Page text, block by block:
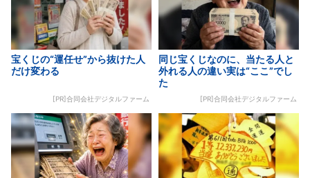
宝くじの“運任せ”から抜けた人
だけ変わる
[PR]合同会社デジタルファーム
同じ宝くじなのに、当たる人と
外れる人の違い実は“ここ”でし
た
[PR]合同会社デジタルファーム